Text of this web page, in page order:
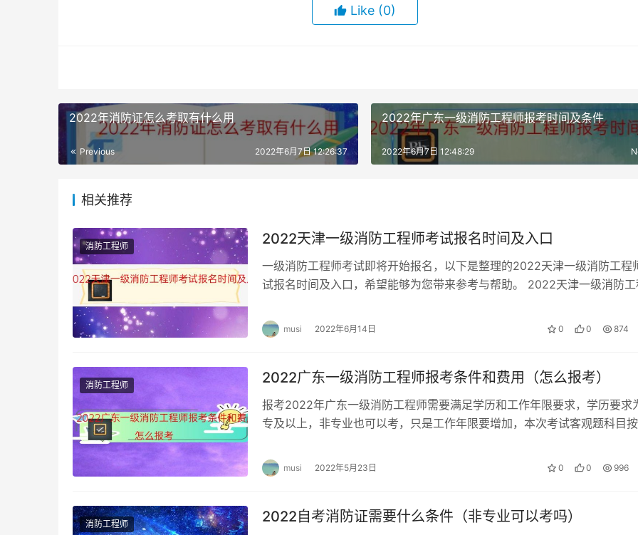
（四）取得其他专业相应学历或者学位的人员，其从事消防安全技术工作年限相应增加1年。
科目均为主观题，其他科目均为客观题。
客观题即选择题，包括单选题和多选题。多选题的每题备选项中，有两个或两个以上符合题意的选项，错选不得
根据考试行情分析北京二级消防工程师两门课满分都是100分，预计合格分数线是60分。以上合格标准仅供参考，
体以考试当年机构官方通知为准。
Like (0)
2022年消防证怎么考取有什么用
Previous 2022年6月7日 12:26:37
2022年广东一级消防工程师报考时间及条件
2022年6月7日 12:48:29
相关推荐
消防工程师 2022天津一级消防工程师考试报名时间及入口
一级消防工程师考试即将开始报名，以下是整理的2022天津一级消防工程
试报名时间及入口，希望能够为您带来参考与帮助。 2022天津一级消防工
musi 2022年6月14日 0 0 874
消防工程师 2022广东一级消防工程师报考条件和费用（怎么报考）
报考2022年广东一级消防工程师需要满足学历和工作年限要求，学历要求
专及以上，非专业也可以考，只是工作年限要增加，本次考试客观题科目按
musi 2022年5月23日 0 0 996
消防工程师 2022自考消防证需要什么条件（非专业可以考吗）